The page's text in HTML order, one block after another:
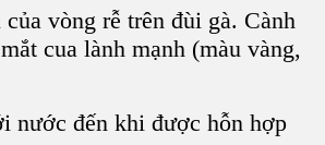
vòng rễ trên đùi gà. Cành
cua lành mạnh (màu vàng,
nước đến khi được hỗn hợp